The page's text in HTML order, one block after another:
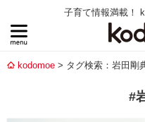
子育て情報満載！
kodomoe タグ検索：岩田剛
#